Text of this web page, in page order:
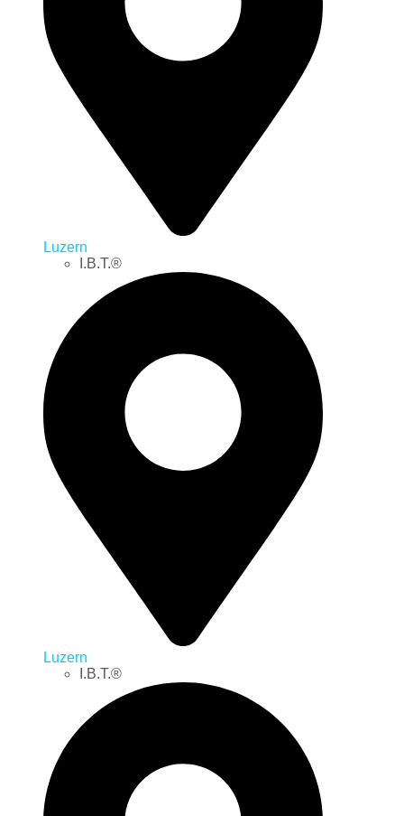
Luzern
I.B.T.®
Luzern
I.B.T.®